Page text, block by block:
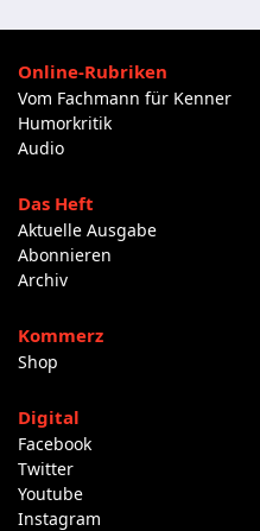
Online-Rubriken
Vom Fachmann für Kenner
Humorkritik
Audio
Das Heft
Aktuelle Ausgabe
Abonnieren
Archiv
Kommerz
Shop
Digital
Facebook
Twitter
Youtube
Instagram